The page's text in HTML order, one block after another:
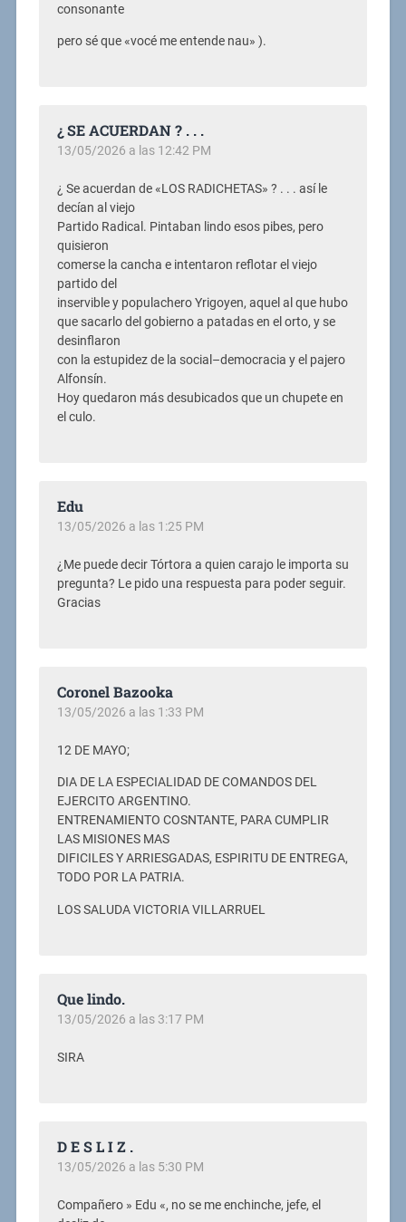
consonante
pero sé que «vocé me entende nau» ).
¿ SE ACUERDAN ? . . .
13/05/2026 a las 12:42 PM
¿ Se acuerdan de «LOS RADICHETAS» ? . . . así le
decían al viejo
Partido Radical. Pintaban lindo esos pibes, pero
quisieron
comerse la cancha e intentaron reflotar el viejo
partido del
inservible y populachero Yrigoyen, aquel al que hubo
que sacarlo del gobierno a patadas en el orto, y se
desinflaron
con la estupidez de la social–democracia y el pajero
Alfonsín.
Hoy quedaron más desubicados que un chupete en
el culo.
Edu
13/05/2026 a las 1:25 PM
¿Me puede decir Tórtora a quien carajo le importa su
pregunta? Le pido una respuesta para poder seguir.
Gracias
Coronel Bazooka
13/05/2026 a las 1:33 PM
12 DE MAYO;
DIA DE LA ESPECIALIDAD DE COMANDOS DEL
EJERCITO ARGENTINO.
ENTRENAMIENTO COSNTANTE, PARA CUMPLIR
LAS MISIONES MAS
DIFICILES Y ARRIESGADAS, ESPIRITU DE ENTREGA,
TODO POR LA PATRIA.
LOS SALUDA VICTORIA VILLARRUEL
Que lindo.
13/05/2026 a las 3:17 PM
SIRA
D E S L I Z .
13/05/2026 a las 5:30 PM
Compañero » Edu «, no se me enchinche, jefe, el